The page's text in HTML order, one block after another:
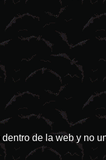
de la web y no